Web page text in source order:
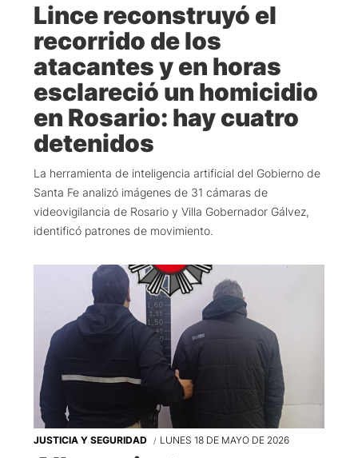
Lince reconstruyó el
recorrido de los
atacantes y en horas
esclareció un homicidio
en Rosario: hay cuatro
detenidos
La herramienta de inteligencia artificial del Gobierno de
Santa Fe analizó imágenes de 31 cámaras de
videovigilancia de Rosario y Villa Gobernador Gálvez,
identificó patrones de movimiento.
JUSTICIA Y SEGURIDAD LUNES 18 DE MAYO DE 2026